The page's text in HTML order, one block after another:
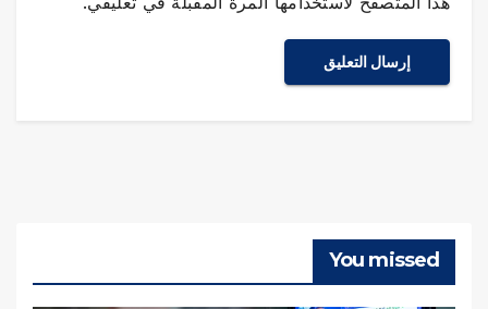
You missed